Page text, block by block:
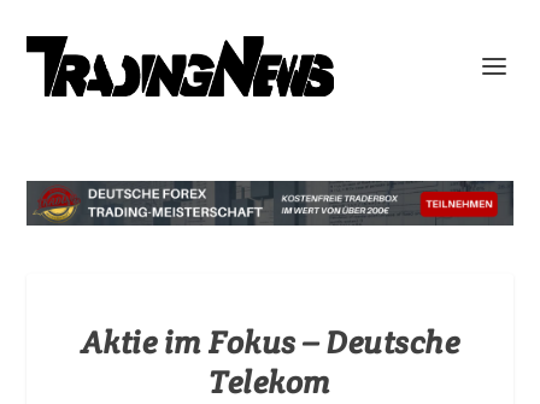
Aktie im Fokus – Deutsche
Telekom